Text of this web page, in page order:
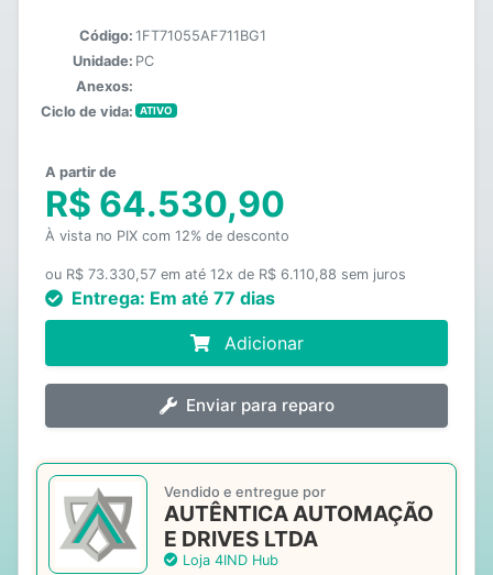
Código: 1FT71055AF711BG1
Unidade: PC
Anexos:
Ciclo de vida:
ATIVO
A partir de
R$ 64.530,90
À vista no PIX com 12% de desconto
ou R$ 73.330,57 em até 12x de R$ 6.110,88 sem juros
Entrega: Em até 77 dias
Adicionar
Enviar para reparo
Vendido e entregue por
AUTÊNTICA AUTOMAÇÃO
E DRIVES LTDA
Loja 4IND Hub